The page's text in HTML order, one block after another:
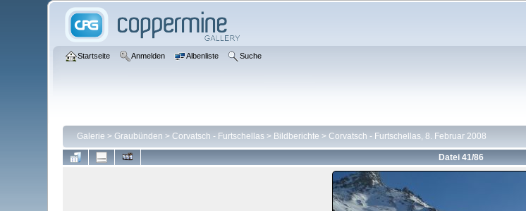
Startseite Anmelden Albenliste Suche
Galerie > Graubünden > Corvatsch - Furtschellas> Bildberichte > Corvatsch - Furtschellas, 8. Februar 2008
Datei 41/86